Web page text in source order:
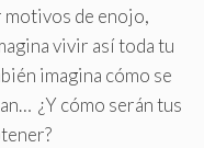
de enojo,
vivir así toda tu
imagina cómo se
¿Y cómo serán tus